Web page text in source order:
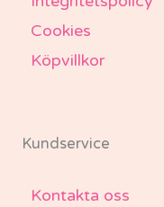
Cookies
Köpvillkor
Kundservice
Kontakta oss